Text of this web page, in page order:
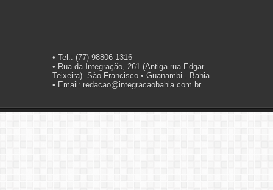
• Tel.: (77) 98806-1316
• Rua da Integração, 261 (Antiga rua Edgar
Teixeira). São Francisco • Guanambi . Bahia
• Email: redacao@integracaobahia.com.br